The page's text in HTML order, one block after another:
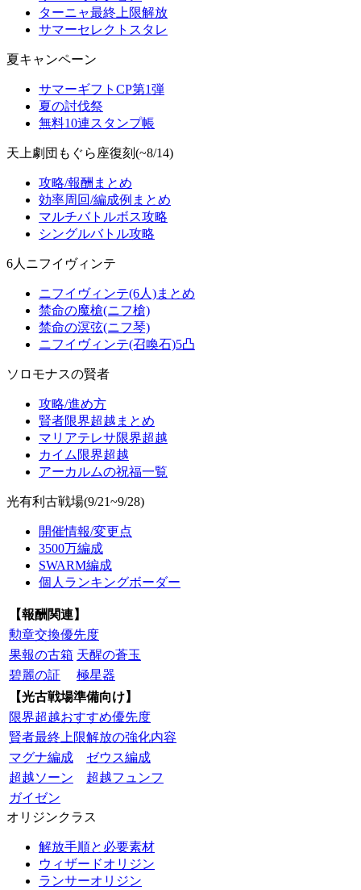
ターニャ最終上限解放
サマーセレクトスタレ
夏キャンペーン
サマーギフトCP第1弾
夏の討伐祭
無料10連スタンプ帳
天上劇団もぐら座復刻(~8/14)
攻略/報酬まとめ
効率周回/編成例まとめ
マルチバトルボス攻略
シングルバトル攻略
6人ニフイヴィンテ
ニフイヴィンテ(6人)まとめ
禁命の魔槍(ニフ槍)
禁命の溟弦(ニフ琴)
ニフイヴィンテ(召喚石)5凸
ソロモナスの賢者
攻略/進め方
賢者限界超越まとめ
マリアテレサ限界超越
カイム限界超越
アーカルムの祝福一覧
光有利古戦場(9/21~9/28)
開催情報/変更点
3500万編成
SWARM編成
個人ランキングボーダー
【報酬関連】
勲章交換優先度
果報の古箱 天醒の蒼玉
碧麗の証
極星器
【光古戦場準備向け】
限界超越おすすめ優先度
賢者最終上限解放の強化内容
マグナ編成
ゼウス編成
超越ソーン
超越フュンフ
ガイゼン
オリジンクラス
解放手順と必要素材
ウィザードオリジン
ランサーオリジン